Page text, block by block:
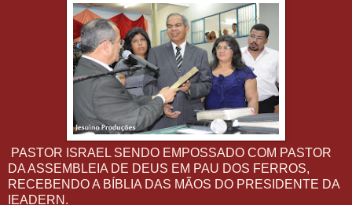
PASTOR ISRAEL SENDO EMPOSSADO COM PASTOR
DA ASSEMBLEIA DE DEUS EM PAU DOS FERROS,
RECEBENDO A BÍBLIA DAS MÃOS DO PRESIDENTE DA
IEADERN.